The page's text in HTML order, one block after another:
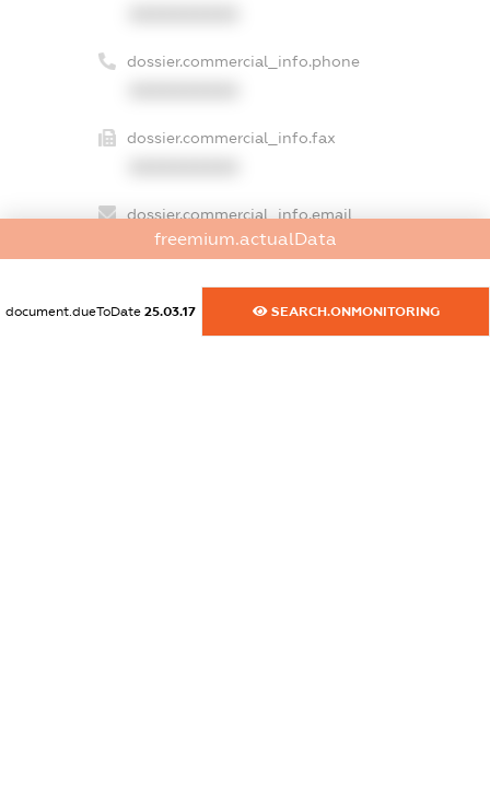
dossier.commercial_info.phone
dossier.commercial_info.fax
dossier.commercial_info.email
XXXXXXXXXX
dossier.commercial_info.website
XXXXXXXXXX
freemium.actualData
document.dueToDate 25.03.17 SEARCH.ONMONITORING